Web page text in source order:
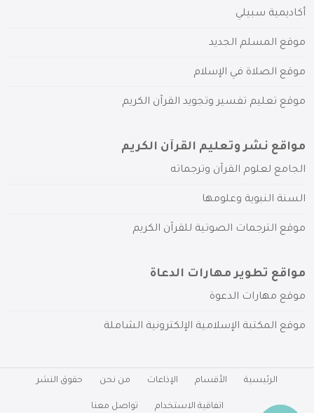
أكاديمية سبيلي
موقع المسلم الجديد
موقع الصلاة في الإسلام
موقع تعليم تفسير وتجويد القرآن الكريم
مواقع نشر وتعليم القرآن الكريم
الجامع لعلوم القرآن وترجماته
السنة النبوية وعلومها
موقع الترجمات الصوتية للقرآن الكريم
مواقع تطوير مهارات الدعاة
موقع مهارات الدعوة
موقع المكتبة الإسلامية الإلكترونية الشاملة
الرئيسية الأقسام الإذاعات من نحن حقوق النشر
اتفاقية الاستخدام تواصل معنا